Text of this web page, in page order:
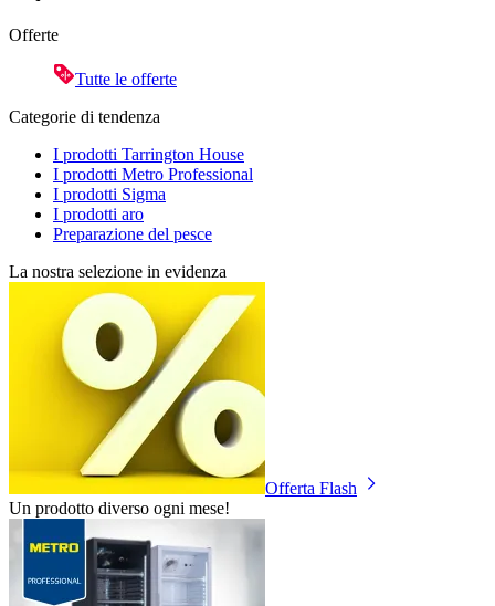
Offerte
Tutte le offerte
Categorie di tendenza
I prodotti Tarrington House
I prodotti Metro Professional
I prodotti Sigma
I prodotti aro
Preparazione del pesce
La nostra selezione in evidenza
Offerta Flash
Un prodotto diverso ogni mese!